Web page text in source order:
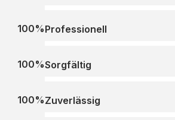
Professionell
100%
Sorgfältig
100%
Zuverlässig
100%